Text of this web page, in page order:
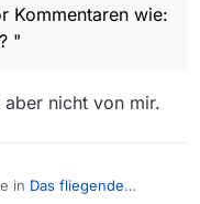
Kommentaren wie:
"
nicht von mir.
in Das fliegende